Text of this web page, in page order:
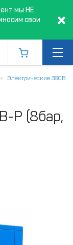
мы НЕ
свои
Электрические 380В
Р (8бар,